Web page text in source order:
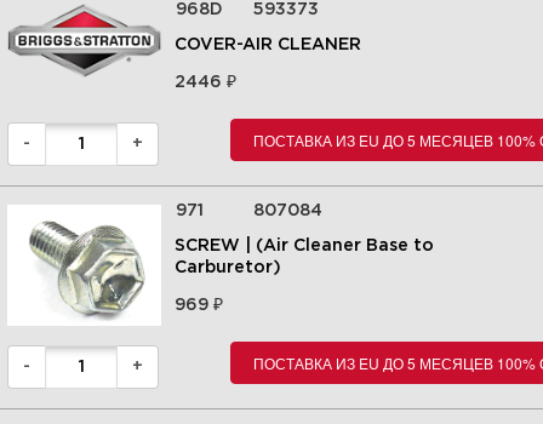
16 Система смазки 295442-
0113-E9
968D 593373
COVER-AIR CLEANER
2446₽
- + ПОСТАВКА ИЗ EU ДО 5 МЕСЯЦЕВ
971 807084
SCREW | (Air Cleaner Base to
Carburetor)
969₽
- + ПОСТАВКА ИЗ EU ДО 5 МЕСЯЦЕВ